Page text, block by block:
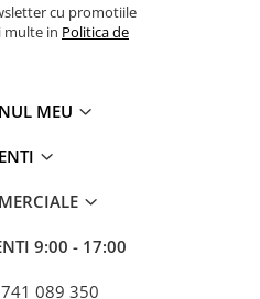
cu promotiile
multe in Politica de
MEU
9:00 - 17:00
089 350